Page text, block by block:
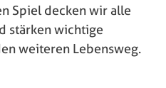
Spiel decken wir alle
stärken wichtige
weiteren Lebensweg.